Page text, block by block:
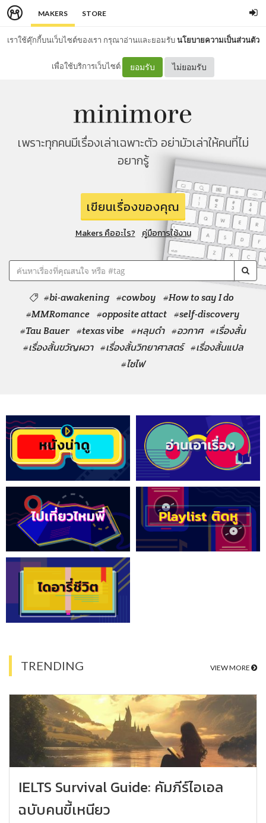
MAKERS STORE
เราใช้คุ๊กกี้บนเว็บไซต์ของเรา กรุณาอ่านและยอมรับนโยบายความเป็นส่วนตัว
เพื่อใช้บริการเว็บไซต์ ยอมรับ ไม่ยอมรับ
เพราะทุกคนมีเรื่องเล่าเฉพาะตัว อย่ามัวเล่าให้คนที่ไม่
อยากรู้
เขียนเรื่องของคุณ
Makers คืออะไร? คู่มือการใช้งาน
#bi-awakening #cowboy
#How to say I do
#MMRomance #opposite attact #self-discovery
#Tau Bauer #texas vibe #หลุมดำ #อวกาศ #เรื่องสั้น
#เรื่องสั้นขวัญผวา #เรื่องสั้นวิทยาศาสตร์ #เรื่องสั้นแปล
#ไซไฟ
TRENDING VIEW MORE
IELTS Survival Guide: คัมภีร์ไอเอล
ฉบับคนขี้เหนียว